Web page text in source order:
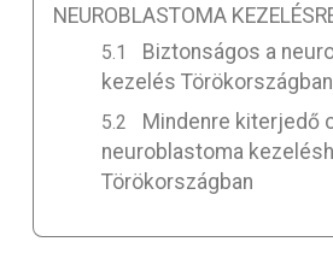
NEUROBLASTOMA
Biztonságos a
kezelés
Mindenre kiterjedő
neuroblastoma
Törökországban